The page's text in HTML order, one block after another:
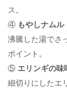
ス。
④ もやしナムル
沸騰した湯でさ
ポイント。
⑤ エリンギの味
細切りにしたエ